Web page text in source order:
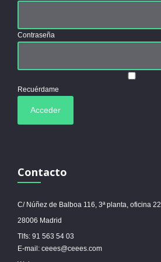
Contraseña
Recuérdame
Contacto
C/ Núñez de Balboa 116, 3ª planta, oficina 22
28006 Madrid
Tlfs: 91 563 54 03
E-mail: ceees@ceees.com